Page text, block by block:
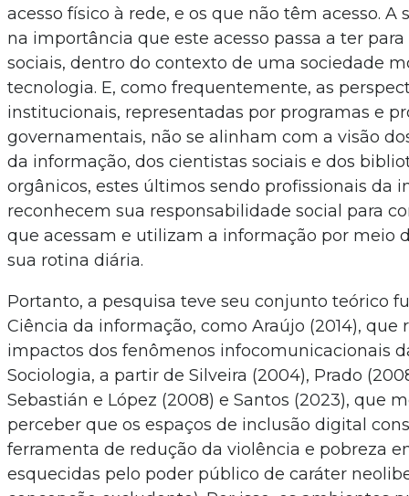
acesso físico à rede, e os que não têm acesso. A
na importância que este acesso passa a ter para
sociais, dentro do contexto de uma sociedade
tecnologia. E, como frequentemente, as
institucionais, representadas por programas e
governamentais, não se alinham com a visão
da informação, dos cientistas sociais e dos
orgânicos, estes últimos sendo profissionais da
reconhecem sua responsabilidade social para
que acessam e utilizam a informação por meio
sua rotina diária.
Portanto, a pesquisa teve seu conjunto teórico
Ciência da informação, como Araújo (2014), que
impactos dos fenômenos infocomunicacionais
Sociologia, a partir de Silveira (2004), Prado
Sebastián e López (2008) e Santos (2023), que
perceber que os espaços de inclusão digital
ferramenta de redução da violência e pobreza
esquecidas pelo poder público de caráter